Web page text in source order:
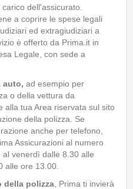
dell'assicurato.
a coprire le spese legali
ed extragiudiziari a
è offerto da Prima.it in
Legale, con sede a
auto, ad esempio per
o della vettura da
alla tua Area riservata sul sito
della polizza. Se
anche per telefono,
Assicurazioni al numero
venerdì dalle 8.30 alle
alle ore 13.00.
della polizza , Prima ti invierà